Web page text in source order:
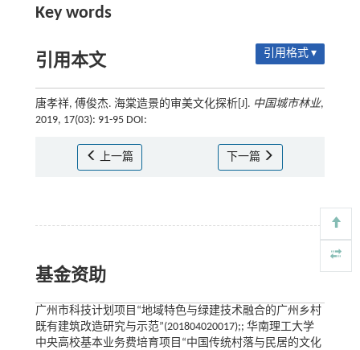
Key words
引用本文 引用格式 ▾
唐孝祥, 傅俊杰. 海棠造景的审美文化探析[J]. 中国城市林业,
2019, 17(03): 91-95 DOI:
上一篇 下一篇
基金资助
广州市科技计划项目“地域特色与绿建技术融合的广州乡村
既有建筑改造研究与示范”(201804020017);; 华南理工大学
中央高校基本业务费培育项目“中国传统村落与民居的文化